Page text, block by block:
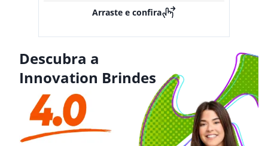
Arraste e confira
Descubra a
Innovation Brindes